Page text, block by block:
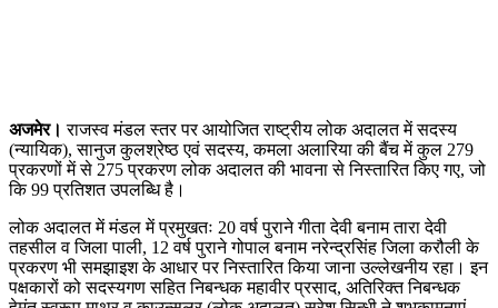
अजमेर। राजस्व मंडल स्तर पर आयोजित राष्ट्रीय लोक अदालत में सदस्य
(न्यायिक), सानुज कुलश्रेष्ठ एवं सदस्य, कमला अलारिया की बैंच में कुल 279
प्रकरणों में से 275 प्रकरण लोक अदालत की भावना से निस्तारित किए गए, जो
कि 99 प्रतिशत उपलब्धि है।
लोक अदालत में मंडल में प्रमुखतः 20 वर्ष पुराने गीता देवी बनाम तारा देवी
तहसील व जिला पाली, 12 वर्ष पुराने गोपाल बनाम नरेन्द्रसिंह जिला करौली के
प्रकरण भी समझाइश के आधार पर निस्तारित किया जाना उल्लेखनीय रहा। इन
पक्षकारों को सदस्यगण सहित निबन्धक महावीर प्रसाद, अतिरिक्त निबन्धक